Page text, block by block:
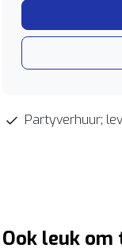
Partyverhuur;
Ook leuk om